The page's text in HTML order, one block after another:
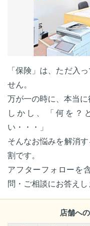
「保険」は、ただ入
せん。
万が一の時に、本当
しかし、「何を？
い・・・」
そんなお悩みを解消
割です。
アフターフォローを
問・ご相談にお答えし
店舗へ